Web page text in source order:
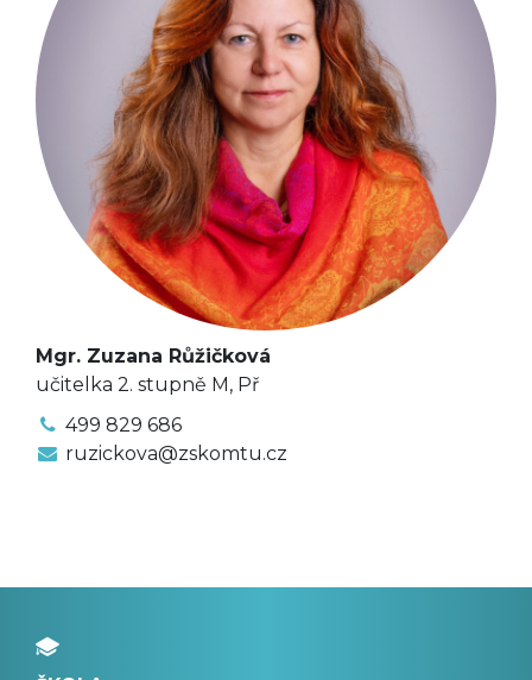
Mgr. Zuzana Růžičková
učitelka 2. stupně M, Př
499 829 686
ruzickova@zskomtu.cz